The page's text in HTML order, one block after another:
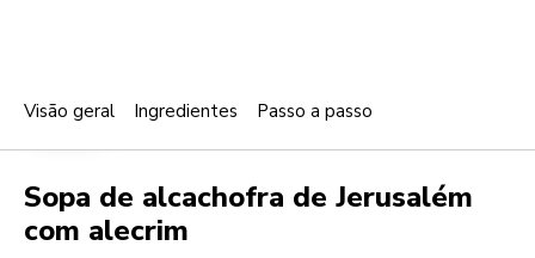
QUENTE
Sopa de alcachofra de Jerusalém
com alecrim
Visão geral Ingredientes Passo a passo